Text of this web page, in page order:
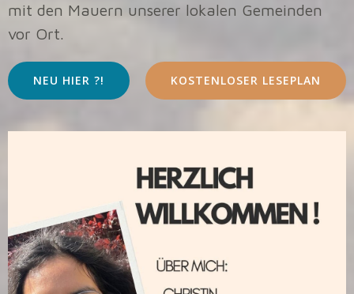
mit den Mauern unserer lokalen Gemeinden
vor Ort.
NEU HIER ?! KOSTENLOSER LESEPLAN